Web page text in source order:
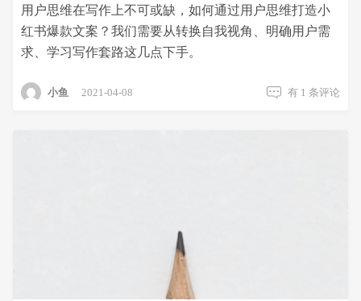
用户思维在写作上不可或缺，如何通过用户思维打造小
红书爆款文案？我们需要从转换自我视角、明确用户需
求、学习写作套路这几点下手。
小鱼 2021-04-08
掌
有 1 条评论